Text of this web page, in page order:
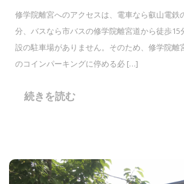
修学院離宮へのアクセスは、電車なら叡山電鉄
分、バスなら市バスの修学院離宮道から徒歩15
設の駐車場がありません。そのため、修学院離
のコインパーキングに停める必 […]
続きを読む